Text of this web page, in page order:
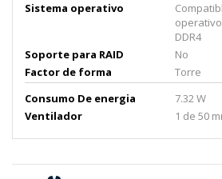
Sistema operativo
DDR4
Soporte para RAID
No
Factor de forma
Torre
Consumo De energia
7.32 W
Ventilador
1 de 50